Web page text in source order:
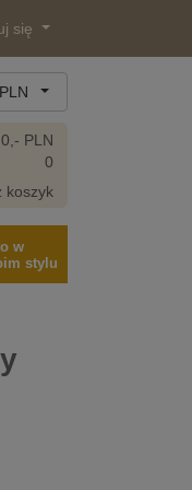
się
PLN
0,- PLN
0
koszyk
w
stylu